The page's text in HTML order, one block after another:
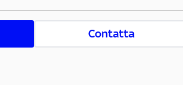
Contatta